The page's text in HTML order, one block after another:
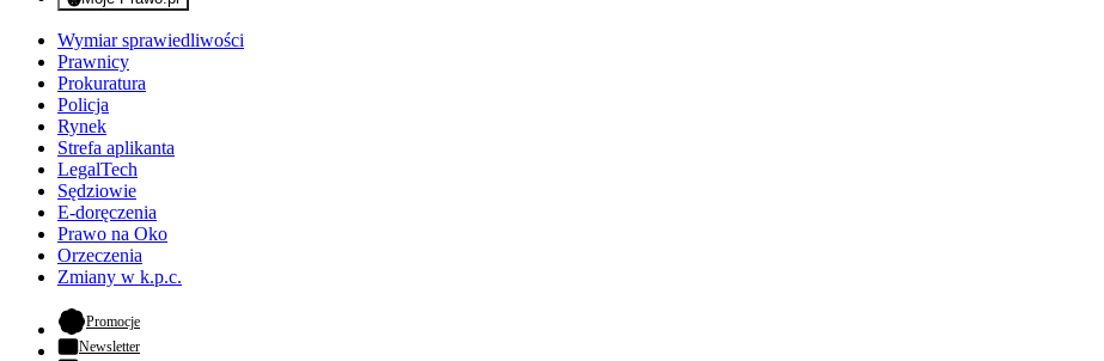
- rejestracja i logowanie do serwisu
Wymiar sprawiedliwości
Prawnicy
Prokuratura
Policja
Rynek
Strefa aplikanta
LegalTech
Sędziowie
E-doręczenia
Prawo na Oko
Orzeczenia
Zmiany w k.p.c.
Promocje- otwiera się w nowej karcie
Newsletter